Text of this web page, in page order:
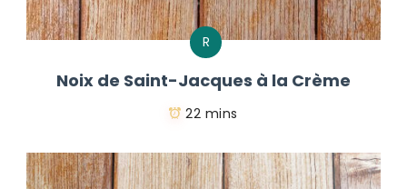
R
Noix de Saint-Jacques à la Crème
22 mins